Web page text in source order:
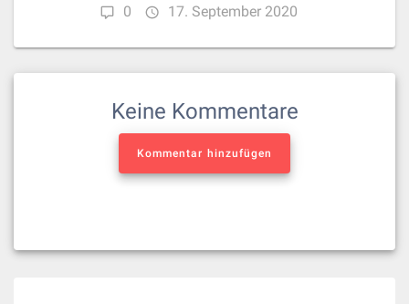
0 17. September 2020
Keine Kommentare
Kommentar hinzufügen